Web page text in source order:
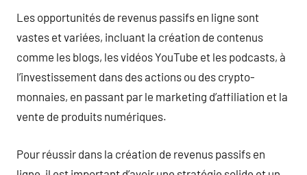
Les opportunités de revenus passifs en ligne sont
vastes et variées, incluant la création de contenus
comme les blogs, les vidéos YouTube et les podcasts, à
l’investissement dans des actions ou des crypto-
monnaies, en passant par le marketing d’affiliation et la
vente de produits numériques.
Pour réussir dans la création de revenus passifs en